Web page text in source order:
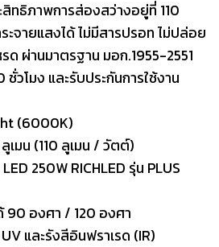
ทธิภาพการส่องสว่างอยู่ที่ 110
จายแสงได้ ไม่มีสารปรอท ไม่ปล่อย
ด ผ่านมาตรฐาน มอก.1955-2551
วโมง และรับประกันการใช้งาน
(6000K)
มน (110 ลูเมน / วัตต์)
250W RICHLED รุ่น PLUS
90 องศา / 120 องศา
และรังสีอินฟราเรด (IR)